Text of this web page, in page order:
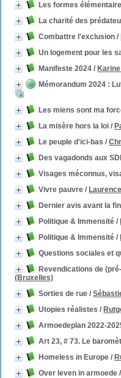
Les formes
La charité des
Combattre l'exclusion /
Un logement pour les
Manifeste 2024 /
Mémorandum 2024 :
Les miens sont ma
La misère hors la loi /
Le peuple d'ici-bas /
Des vagadonds aux
Visages méconnus,
Vivre pauvre /
Dernier avis avant la
Politique & Immensité /
Politique & Immensité /
Questions sociales et
Revendications de
(Bruxelles)
Sorties de rue /
Utopies réalistes /
Armoedeplan 2022-
Art 23, # 73. Le
Homeless in Europe /
Over leven in armoede